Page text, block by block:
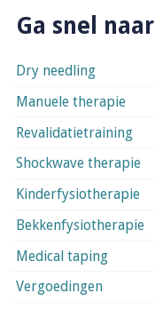
Ga snel naar
Dry needling
Manuele therapie
Revalidatietraining
Shockwave therapie
Kinderfysiotherapie
Bekkenfysiotherapie
Medical taping
Vergoedingen